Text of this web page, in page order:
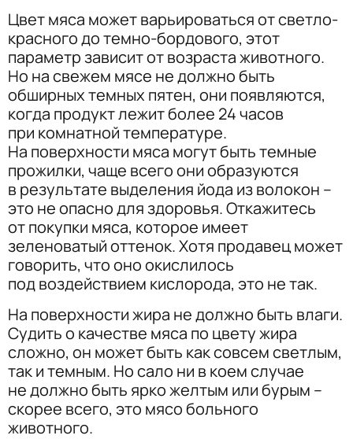
Цвет мяса может варьироваться от светло-
красного до темно-бордового, этот
параметр зависит от возраста животного.
Но на свежем мясе не должно быть
обширных темных пятен, они появляются,
когда продукт лежит более 24 часов
при комнатной температуре.
На поверхности мяса могут быть темные
прожилки, чаще всего они образуются
в результате выделения йода из волокон –
это не опасно для здоровья. Откажитесь
от покупки мяса, которое имеет
зеленоватый оттенок. Хотя продавец может
говорить, что оно окислилось
под воздействием кислорода, это не так.
На поверхности жира не должно быть влаги.
Судить о качестве мяса по цвету жира
сложно, он может быть как совсем светлым,
так и темным. Но сало ни в коем случае
не должно быть ярко желтым или бурым –
скорее всего, это мясо больного
животного.